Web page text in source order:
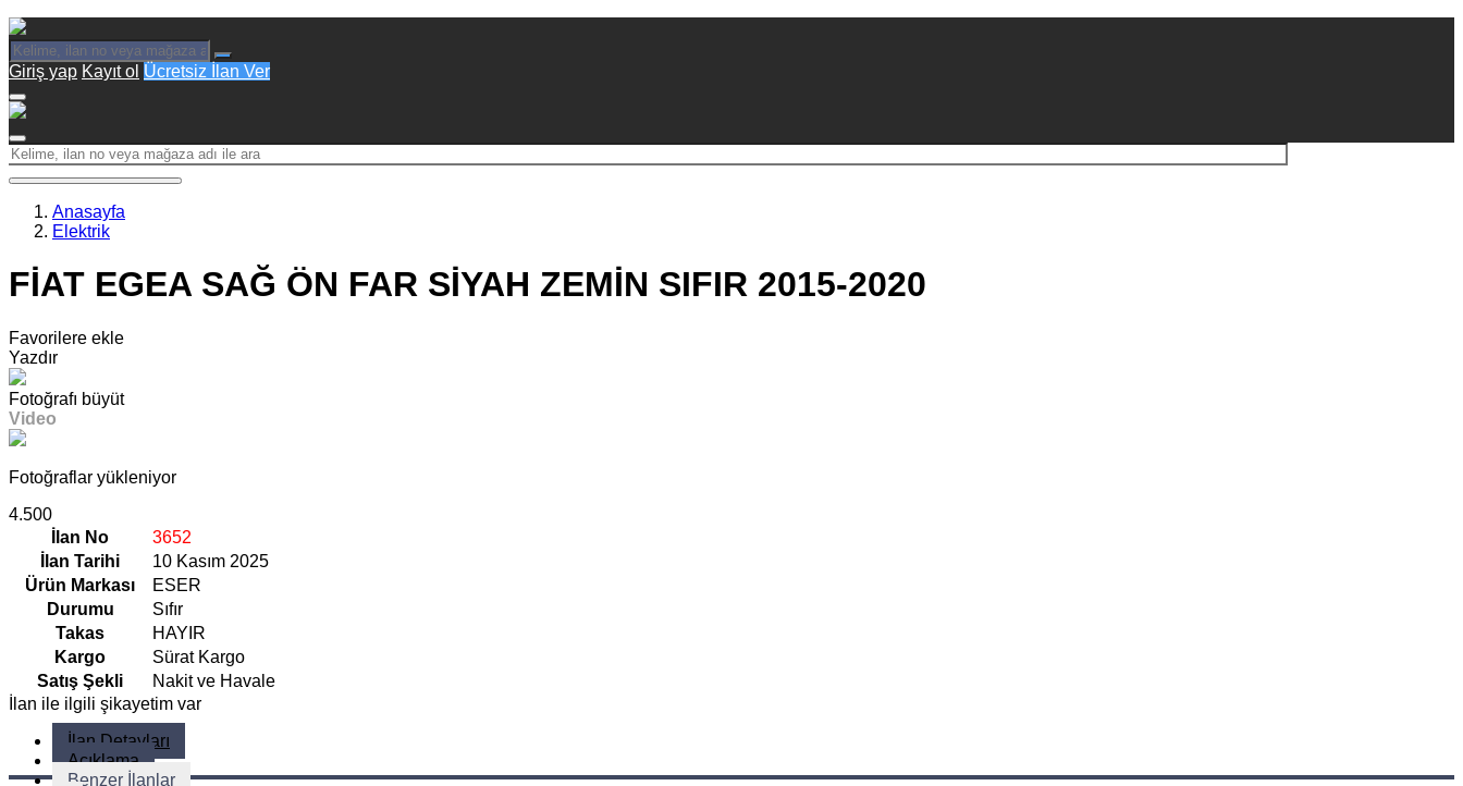
Giriş yap Kayıt ol Ücretsiz İlan Ver
Anasayfa
Elektrik
FİAT EGEA SAĞ ÖN FAR SİYAH ZEMİN SIFIR 2015-2020
Favorilere ekle
Yazdır
Fotoğrafı büyüt
Video
Fotoğraflar yükleniyor
4.500
İlan No
3652
İlan Tarihi
10 Kasım 2025
Ürün Markası
ESER
Durumu
Sıfır
Takas
HAYIR
Kargo
Sürat Kargo
Satış Şekli
Nakit ve Havale
İlan ile ilgili şikayetim var
İlan Detayları
Açıklama
Benzer İlanlar